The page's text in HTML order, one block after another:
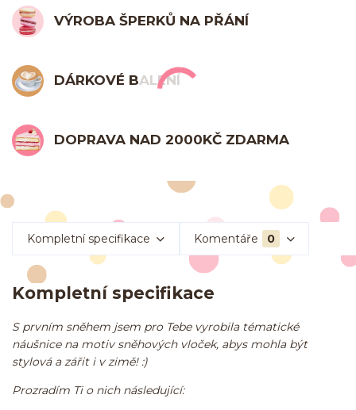
VÝROBA ŠPERKŮ NA PŘÁNÍ
DÁRKOVÉ BALENÍ
DOPRAVA NAD 2000KČ ZDARMA
Kompletní specifikace Komentáře 0
Kompletní specifikace
S prvním sněhem jsem pro Tebe vyrobila tématické
náušnice na motiv sněhových vloček, abys mohla být
stylová a zářit i v zimě! :)
Prozradím Ti o nich následující: